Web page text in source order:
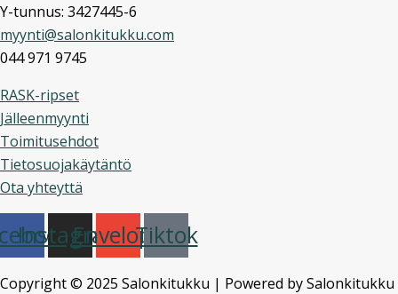
Y-tunnus: 3427445-6
myynti@salonkitukku.com
044 971 9745
RASK-ripset
Jälleenmyynti
Toimitusehdot
Tietosuojakäytäntö
Ota yhteyttä
Instagram
EnvelopeTiktok
Copyright © 2025 Salonkitukku | Powered by Salonkitukku